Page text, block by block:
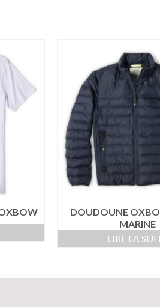
DOUDOUNE
MARINE
LIRE LA